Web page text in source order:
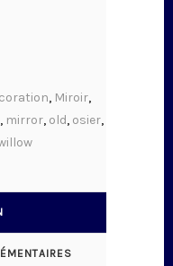
, Miroir,
, mirror, old, osier,